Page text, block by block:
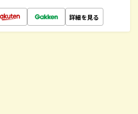
詳細を見る